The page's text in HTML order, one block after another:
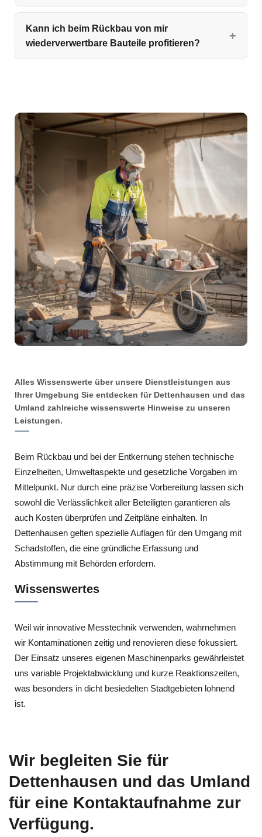
Kann ich beim Rückbau von mir
wiederverwertbare Bauteile profitieren?
Alles Wissenswerte über unsere Dienstleistungen aus
Ihrer Umgebung Sie entdecken für Dettenhausen und das
Umland zahlreiche wissenswerte Hinweise zu unseren
Leistungen.
Beim Rückbau und bei der Entkernung stehen technische
Einzelheiten, Umweltaspekte und gesetzliche Vorgaben im
Mittelpunkt. Nur durch eine präzise Vorbereitung lassen sich
sowohl die Verlässlichkeit aller Beteiligten garantieren als
auch Kosten überprüfen und Zeitpläne einhalten. In
Dettenhausen gelten spezielle Auflagen für den Umgang mit
Schadstoffen, die eine gründliche Erfassung und
Abstimmung mit Behörden erfordern.
Wissenswertes
Weil wir innovative Messtechnik verwenden, wahrnehmen
wir Kontaminationen zeitig und renovieren diese fokussiert.
Der Einsatz unseres eigenen Maschinenparks gewährleistet
uns variable Projektabwicklung und kurze Reaktionszeiten,
was besonders in dicht besiedelten Stadtgebieten lohnend
ist.
Wir begleiten Sie für
Dettenhausen und das Umland
für eine Kontaktaufnahme zur
Verfügung.